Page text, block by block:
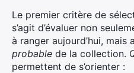
Le premier critère de
s’agit d’évaluer non
à ranger aujourd’hui, mais
probable de la collection.
permettent de s’orienter :